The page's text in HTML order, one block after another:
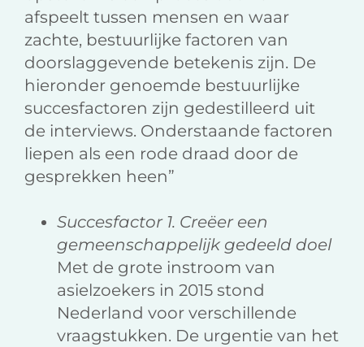
afspeelt tussen mensen en waar
zachte, bestuurlijke factoren van
doorslaggevende betekenis zijn. De
hieronder genoemde bestuurlijke
succesfactoren zijn gedestilleerd uit
de interviews. Onderstaande factoren
liepen als een rode draad door de
gesprekken heen”
Succesfactor 1. Creëer een
gemeenschappelijk gedeeld doel
Met de grote instroom van
asielzoekers in 2015 stond
Nederland voor verschillende
vraagstukken. De urgentie van het